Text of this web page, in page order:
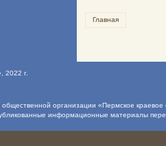
Главная
, 2022 г.
организации «Пермское
информационные материалы